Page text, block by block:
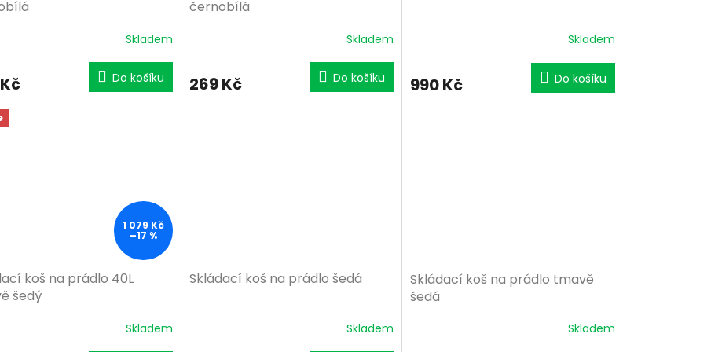
Skladem
Do košíku
černobílá
Skladem
269 Kč Do košíku
Skladem
990 Kč Do košíku
1 079 Kč
–17 %
koš na prádlo 40L
šedý
Skladem
Skládací koš na prádlo šedá
Skladem
Skládací koš na prádlo tmavě
šedá
Skladem